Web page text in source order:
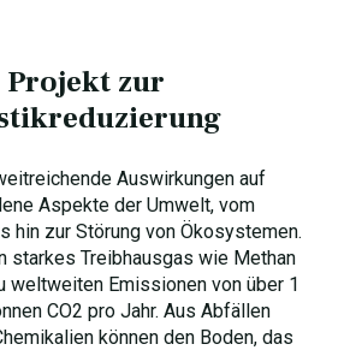
Projekt zur
Auswirkungen auf
Aspekte der Umwelt, vom
hin zur Störung von Ökosystemen.
starkes Treibhausgas wie Methan
weltweiten Emissionen von über 1
CO2 pro Jahr. Aus Abfällen
können den Boden, das